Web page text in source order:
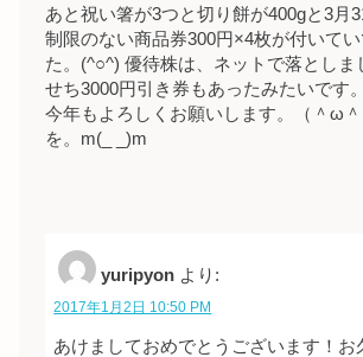
あと祝い箸が3つと切り餅が400gと3月
制限のない商品券300円×4枚が付いて
た。(^○^) 優待株は、ネットで落としま
せち3000円引き券もあったみたいです
今年もよろしくお願いします。（＾ω
を。m(_ _)m
yuripyon より:
2017年1月2日 10:50 PM
あけましておめでとうございます！お